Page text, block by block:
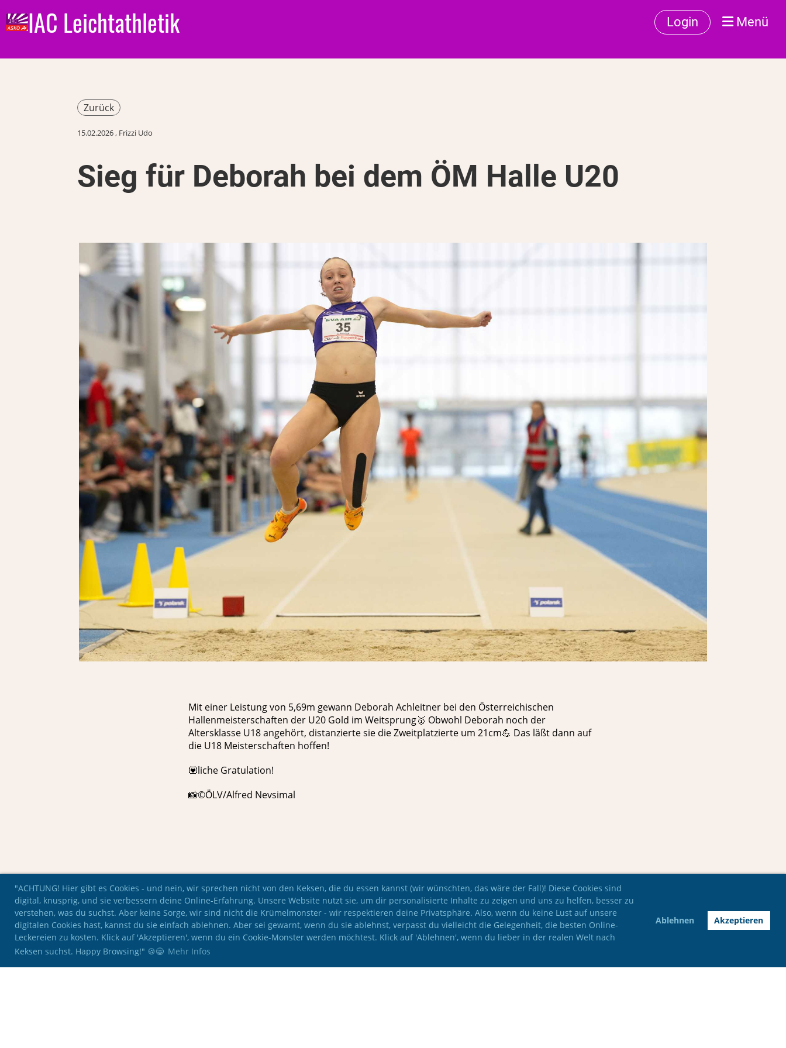
"ACHTUNG! Hier gibt es Cookies - und nein, wir sprechen nicht von den Keksen, die du essen kannst (wir wünschten, das wäre der Fall)! Diese Cookies sind
digital, knusprig, und sie verbessern deine Online-Erfahrung. Unsere Website nutzt sie, um dir personalisierte Inhalte zu zeigen und uns zu helfen, besser zu
verstehen, was du suchst. Aber keine Sorge, wir sind nicht die Krümelmonster - wir respektieren deine Privatsphäre. Also, wenn du keine Lust auf unsere
digitalen Cookies hast, kannst du sie einfach ablehnen. Aber sei gewarnt, wenn du sie ablehnst, verpasst du vielleicht die Gelegenheit, die besten Online-
Leckereien zu kosten. Klick auf 'Akzeptieren', wenn du ein Cookie-Monster werden möchtest. Klick auf 'Ablehnen', wenn du lieber in der realen Welt nach
Keksen suchst. Happy Browsing!" 🍪😄 Mehr Infos
Ablehnen Akzeptieren
IAC Leichtathletik Login Menü
Zurück
15.02.2026, Frizzi Udo
Sieg für Deborah bei dem ÖM Halle U20
Mit einer Leistung von 5,69m gewann Deborah Achleitner bei den Österreichischen
Hallenmeisterschaften der U20 Gold im Weitsprung🥇 Obwohl Deborah noch der
Altersklasse U18 angehört, distanzierte sie die Zweitplatzierte um 21cm💪 Das läßt dann auf
die U18 Meisterschaften hoffen!
💟liche Gratulation!
📸©ÖLV/Alfred Nevsimal